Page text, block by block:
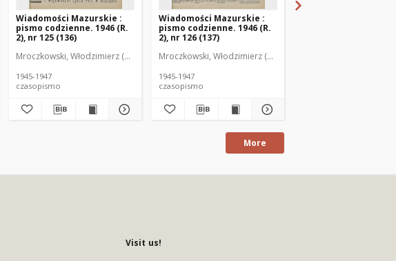
1971). Redaktor
Wiadomości Mazurskie :
pismo codzienne. 1946 (R.
2), nr 125 (136)
Mroczkowski, Włodzimierz (1902-1971). Redaktor
1945-1947
czasopismo
Wiadomości Mazurskie :
pismo codzienne. 1946 (R.
2), nr 126 (137)
Mroczkowski, Włodzimierz (1902-1971). Redaktor
1945-1947
czasopismo
More
Visit us!